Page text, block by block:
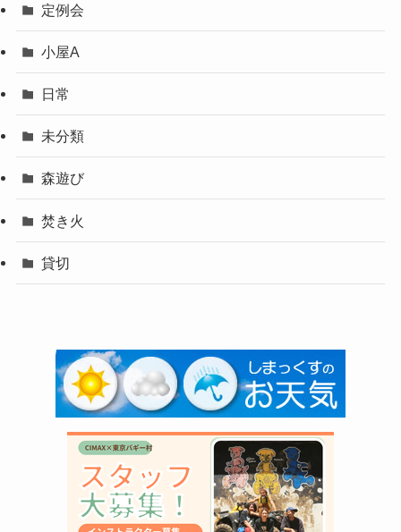
定例会
小屋A
日常
未分類
森遊び
焚き火
貸切